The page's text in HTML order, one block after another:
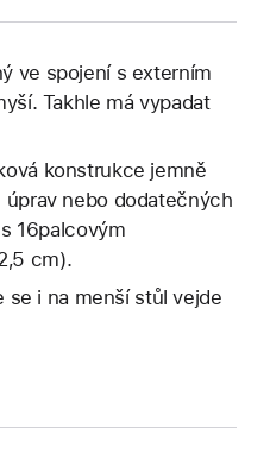
ve spojení s externím
Takhle má vypadat
konstrukce jemně
nebo dodatečných
16palcovým
cm).
se i na menší stůl vejde